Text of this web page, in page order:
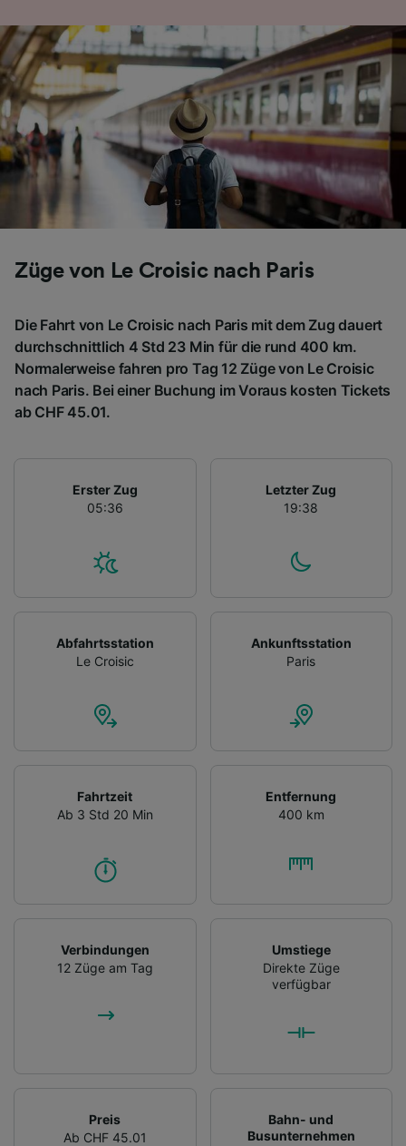
Züge von Le Croisic nach Paris
Die Fahrt von Le Croisic nach Paris mit dem Zug dauert
durchschnittlich 4 Std 23 Min für die rund 400 km.
Normalerweise fahren pro Tag 12 Züge von Le Croisic
nach Paris. Bei einer Buchung im Voraus kosten Tickets
ab CHF 45.01.
Erster Zug
05:36
Letzter Zug
19:38
Abfahrtsstation
Le Croisic
Ankunftsstation
Paris
Fahrtzeit
Ab 3 Std 20 Min
Entfernung
400 km
Verbindungen
12 Züge am Tag
Umstiege
Direkte Züge
verfügbar
Preis
Ab CHF 45.01
Bahn- und
Busunternehmen
Verwendung genauer Standortdaten.
Endgeräteeigenschaften zur Identifikation
aktiv abfragen. Speichern von oder Zugriff auf
Informationen auf einem Endgerät.
Personalisierte Werbung und Inhalte, Messung
von Werbeleistung und der Performance von
Inhalten, Zielgruppenforschung sowie
Entwicklung und Verbesserung von
Angeboten.
Liste der Partner (Lieferanten)